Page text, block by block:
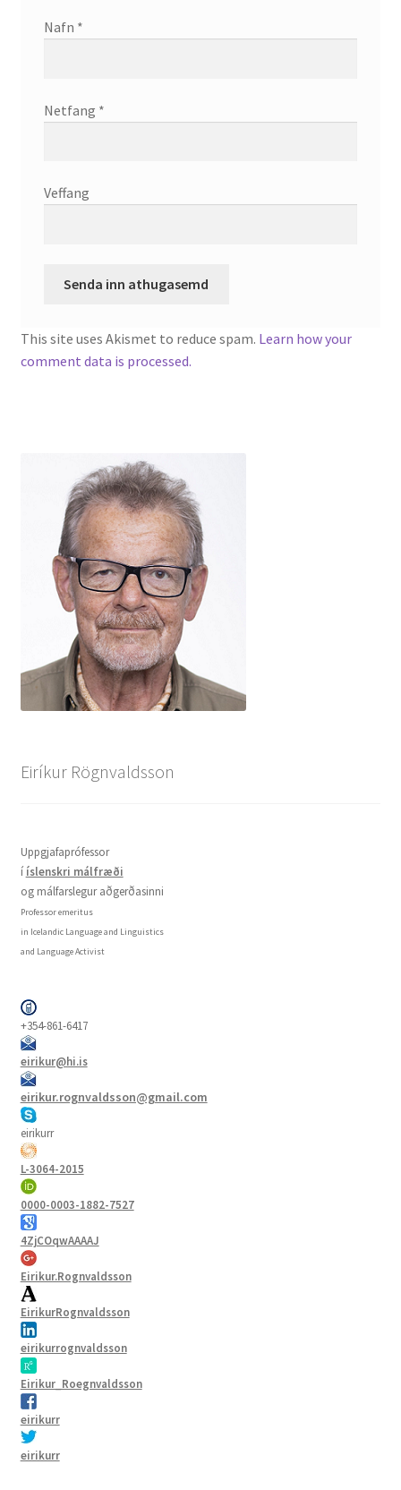
CV
Research
Nafn *
Netfang *
Veffang
This site uses Akismet to reduce spam. Learn how your
comment data is processed.
Eiríkur Rögnvaldsson
Uppgjafaprófessor
í íslenskri málfræði
og málfarslegur aðgerðasinni
Professor emeritus
in Icelandic Language and Linguistics
and Language Activist
+354-861-6417
eirikur@hi.is
eirikur.rognvaldsson@gmail.com
eirikurr
L-3064-2015
0000-0003-1882-7527
4ZjCOqwAAAAJ
Eirikur.Rognvaldsson
EirikurRognvaldsson
eirikurrognvaldsson
Eirikur_Roegnvaldsson
eirikurr
eirikurr